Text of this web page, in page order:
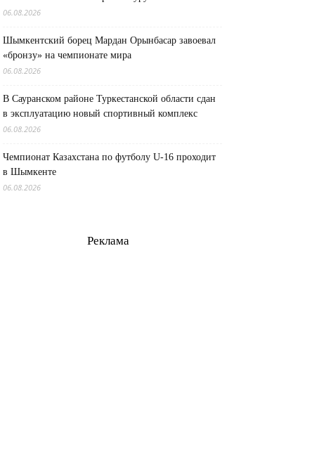
06.08.2026
Шымкентский борец Мардан Орынбасар завоевал
«бронзу» на чемпионате мира
06.08.2026
В Сауранском районе Туркестанской области сдан
в эксплуатацию новый спортивный комплекс
06.08.2026
Чемпионат Казахстана по футболу U-16 проходит
в Шымкенте
06.08.2026
Реклама